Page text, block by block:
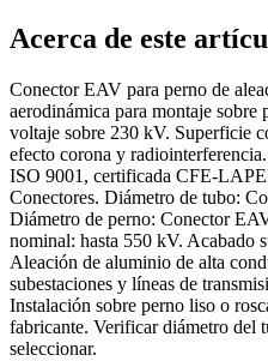
Acerca de este
Conector EAV para perno de
aerodinámica para montaje sobre
voltaje sobre 230 kV. Superficie
efecto corona y
ISO 9001, certificada CFE-
Conectores. Diámetro de tubo:
Diámetro de perno: Conector
nominal: hasta 550 kV. Acabado
Aleación de aluminio de alta
subestaciones y líneas de
Instalación sobre perno liso o
fabricante. Verificar diámetro del
seleccionar.